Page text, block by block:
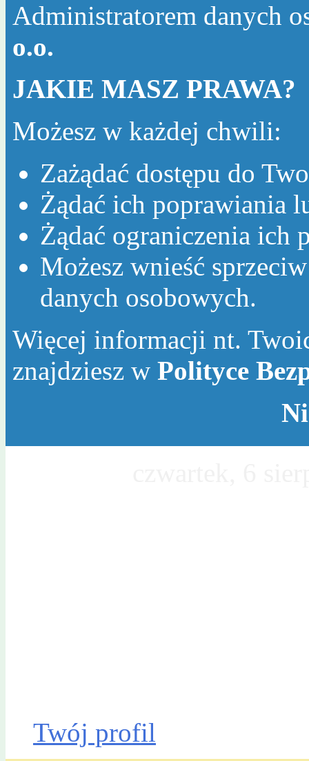
Administratorem danych
o.o.
JAKIE MASZ PRAWA?
Możesz w każdej chwili:
Zażądać dostępu do
Żądać ich poprawiania
Żądać ograniczenia ich
Możesz wnieść
danych osobowych.
Więcej informacji nt.
znajdziesz w Polityce
Twój profil